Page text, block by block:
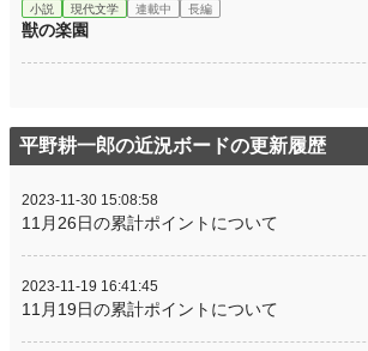
小説 現代文学 連載中 長編
獣の楽園
平野耕一郎の近況ボードの更新履歴
2023-11-30 15:08:58
11月26日の累計ポイントについて
2023-11-19 16:41:45
11月19日の累計ポイントについて